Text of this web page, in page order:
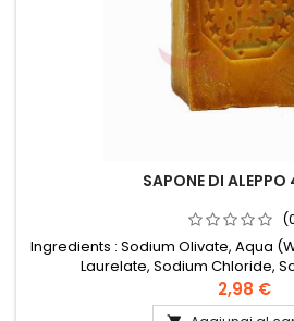
SAPONE DI ALEPPO
Ingredients : Sodium Olivate, Aqua
Laurelate, Sodium Chloride,
2,98 €